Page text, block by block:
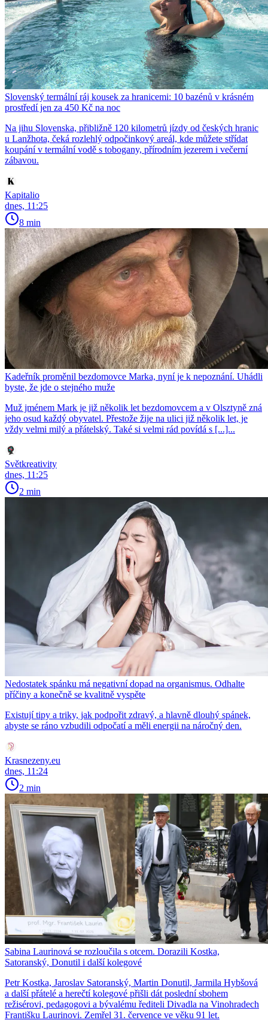
Slovenský termální ráj kousek za hranicemi: 10 bazénů v krásném
prostředí jen za 450 Kč na noc
Na jihu Slovenska, přibližně 120 kilometrů jízdy od českých hranic
u Lanžhota, čeká rozlehlý odpočinkový areál, kde můžete střídat
koupání v termální vodě s tobogany, přírodním jezerem i večerní
zábavou.
Kapitalio
dnes, 11:25
8 min
Kadeřník proměnil bezdomovce Marka, nyní je k nepoznání. Uhádli
byste, že jde o stejného muže
Muž jménem Mark je již několik let bezdomovcem a v Olsztyně zná
jeho osud každý obyvatel. Přestože žije na ulici již několik let, je
vždy velmi milý a přátelský. Také si velmi rád povídá s [...]...
Světkreativity
dnes, 11:25
2 min
Nedostatek spánku má negativní dopad na organismus. Odhalte
příčiny a konečně se kvalitně vyspěte
Existují tipy a triky, jak podpořit zdravý, a hlavně dlouhý spánek,
abyste se ráno vzbudili odpočatí a měli energii na náročný den.
Krasnezeny.eu
dnes, 11:24
2 min
Sabina Laurinová se rozloučila s otcem. Dorazili Kostka,
Satoranský, Donutil i další kolegové
Petr Kostka, Jaroslav Satoranský, Martin Donutil, Jarmila Hybšová
a další přátelé a herečtí kolegové přišli dát poslední sbohem
režisérovi, pedagogovi a bývalému řediteli Divadla na Vinohradech
Františku Laurinovi. Zemřel 31. července ve věku 91 let.